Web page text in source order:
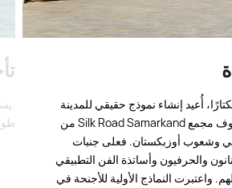
أرض مساحتها 17 هكتارًا، أُعيد إنشاء نموذج حقيقي للمدينة
القديمة، إذ سيتمكن ضيوف مجمع Silk Road Samarkand من
وشعوب أوزبكستان. فعلى جنبات
والحرفيون وأساتذة الفن التطبيقي
واعتبرت النماذج الأولية للأجنحة في